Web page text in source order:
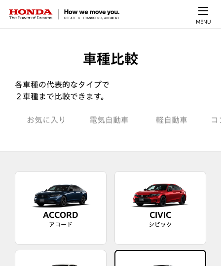
MENU
車種比較
各車種の代表的なタイプで
２車種まで比較できます。
お気に入り 電気自動車 軽自動車 コ
ACCORD
アコード
CIVIC
シビック